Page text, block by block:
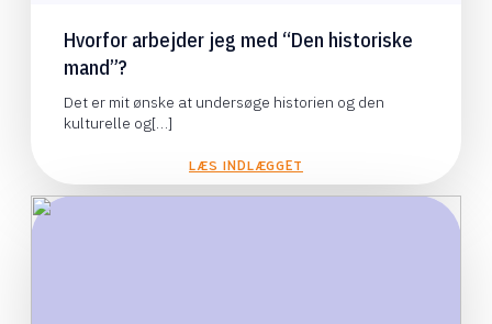
Hvorfor arbejder jeg med “Den historiske
mand”?
Det er mit ønske at undersøge historien og den
kulturelle og[…]
LÆS INDLÆGGET